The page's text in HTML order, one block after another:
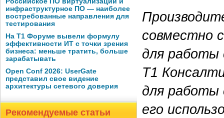
инфраструктурное ПО — наиболее
востребованные направления для
тестирования
На Т1 Форуме вывели формулу
эффективности ИТ с точки зрения
бизнеса: меньше тратить, больше
зарабатывать
Open Conf 2026: UserGate
представил свое видение
архитектуры сетевого доверия
Рекомендуемые статьи
совместно
для работы
Т1
для работы
его